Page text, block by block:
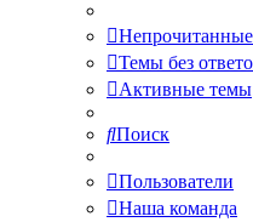
Темы без
Активные темы
Поиск
Пользователи
Наша команда